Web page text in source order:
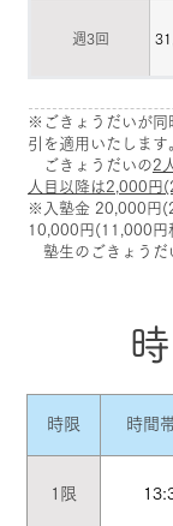
週3回
※ごきょうだいが同
引を適用いたします
ごきょうだいの2
人目以降は2,000円
※入塾金 20,000円
10,000円(11,000円
塾生のごきょうだ
時限 時間
1限